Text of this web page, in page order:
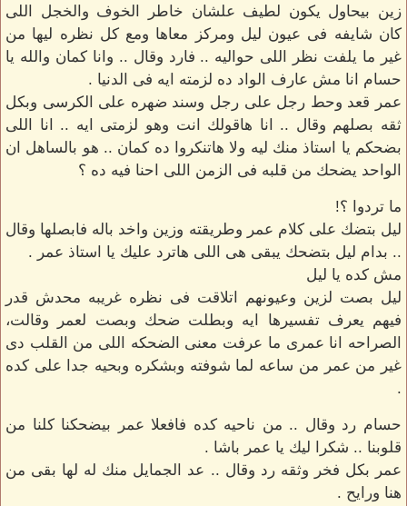
زين بيحاول يكون لطيف علشان خاطر الخوف والخجل اللى
كان شايفه فى عيون ليل ومركز معاها ومع كل نظره ليها من
غير ما يلفت نظر اللى حواليه .. فارد وقال .. وانا كمان والله يا
حسام انا مش عارف الواد ده لزمته ايه فى الدنيا .
عمر قعد وحط رجل على رجل وسند ضهره على الكرسى وبكل
ثقه بصلهم وقال .. انا هاقولك انت وهو لزمتى ايه .. انا اللى
بضحكم يا استاذ منك ليه ولا هاتنكروا ده كمان .. هو بالساهل ان
الواحد يضحك من قلبه فى الزمن اللى احنا فيه ده ؟
ما تردوا ؟!
ليل بتضك على كلام عمر وطريقته وزين واخد باله فابصلها وقال
.. بدام ليل بتضحك يبقى هى اللى هاترد عليك يا استاذ عمر .
مش كده يا ليل
ليل بصت لزين وعيونهم اتلاقت فى نظره غريبه محدش قدر
فيهم يعرف تفسيرها ايه وبطلت ضحك وبصت لعمر وقالت،
الصراحه انا عمرى ما عرفت معنى الضحكه اللى من القلب دى
غير من عمر من ساعه لما شوفته وبشكره وبحيه جدا على كده
.
حسام رد وقال .. من ناحيه كده فافعلا عمر بيضحكنا كلنا من
قلوبنا .. شكرا ليك يا عمر باشا .
عمر بكل فخر وثقه رد وقال .. عد الجمايل منك له لها بقى من
هنا ورايح .